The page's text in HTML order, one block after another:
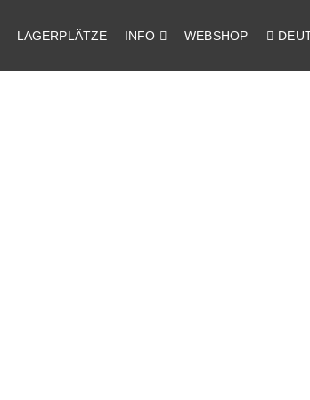
LAGERPLÄTZE INFO WEBSHOP